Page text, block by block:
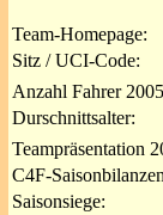
Team-Homepage:
Sitz / UCI-Code:
Anzahl Fahrer
Durschnittsalter:
Teampräsentation
C4F-
Saisonsiege: